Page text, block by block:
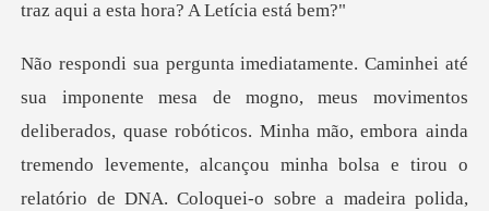
bóticos. Minha mão, embora ainda
tremendo levemente, alcançou minha bolsa e tirou o
relatório de DNA. Coloquei-o sobre a